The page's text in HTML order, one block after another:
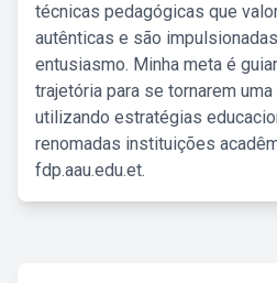
técnicas pedagógicas que
autênticas e são
entusiasmo. Minha meta é
trajetória para se tornarem
utilizando estratégias
renomadas instituições
fdp.aau.edu.et.